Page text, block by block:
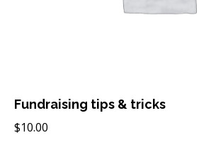
Fundraising tips & tricks
$10.00